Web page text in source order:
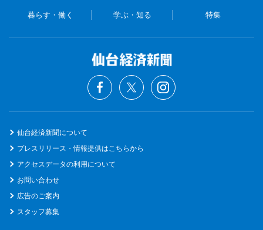
暮らす・働く 学ぶ・知る 特集
仙台経済新聞について
プレスリリース・情報提供はこちらから
アクセスデータの利用について
お問い合わせ
広告のご案内
スタッフ募集